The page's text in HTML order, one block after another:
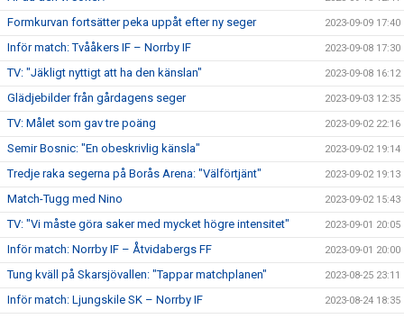
Formkurvan fortsätter peka uppåt efter ny seger 2023-09-09 17:40
Inför match: Tvååkers IF – Norrby IF 2023-09-08 17:30
TV: "Jäkligt nyttigt att ha den känslan" 2023-09-08 16:12
Glädjebilder från gårdagens seger 2023-09-03 12:35
TV: Målet som gav tre poäng 2023-09-02 22:16
Semir Bosnic: "En obeskrivlig känsla" 2023-09-02 19:14
Tredje raka segerna på Borås Arena: "Välförtjänt" 2023-09-02 19:13
Match-Tugg med Nino 2023-09-02 15:43
TV: "Vi måste göra saker med mycket högre intensitet" 2023-09-01 20:05
Inför match: Norrby IF – Åtvidabergs FF 2023-09-01 20:00
Tung kväll på Skarsjövallen: "Tappar matchplanen" 2023-08-25 23:11
Inför match: Ljungskile SK – Norrby IF 2023-08-24 18:35